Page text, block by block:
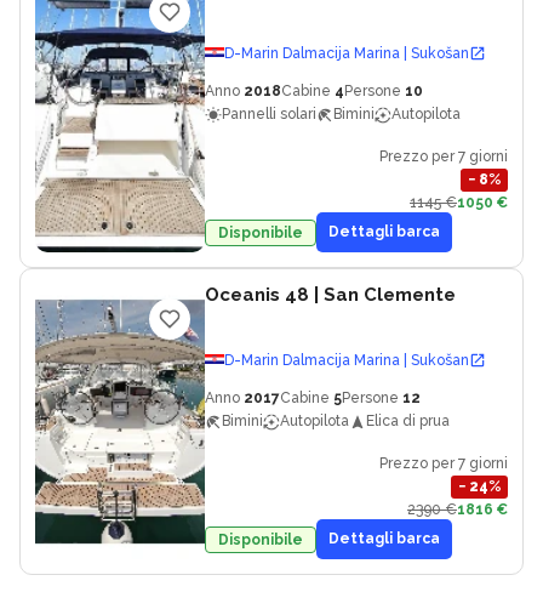
D-Marin Dalmacija Marina | Sukošan
Anno 2018Cabine 4 Persone 10
Pannelli solari
Bimini Autopilota
Prezzo per 7 giorni
− 8%
1145 €1050 €
Disponibile
Dettagli barca
Oceanis 48 | San Clemente
D-Marin Dalmacija Marina | Sukošan
Anno 2017Cabine 5Persone 12
Bimini
Autopilota Elica di prua
Prezzo per 7 giorni
− 24%
2390 €1816 €
Disponibile
Dettagli barca